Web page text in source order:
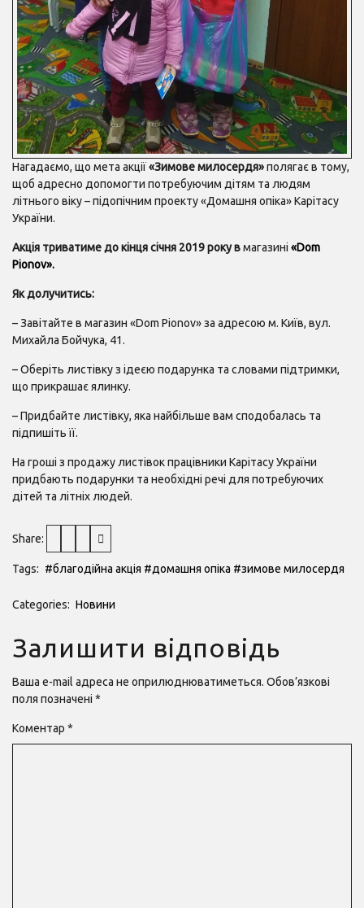
Нагадаємо, що мета акції«Зимове милосердя»полягає в тому,
щоб адресно допомогти потребуючим дітям та людям
літнього віку – підопічним проекту «Домашня опіка» Карітасу
України.
Акція триватиме до кінця січня 2019 року вмагазині «Dom
Pionov».
Як долучитись:
– Завітайте в магазин «Dom Pionov» за адресою м. Київ, вул.
Михайла Бойчука, 41.
– Оберіть листівку з ідеєю подарунка та словами підтримки,
що прикрашає ялинку.
– Придбайте листівку, яка найбільше вам сподобалась та
підпишіть її.
На гроші з продажу листівок працівники Карітасу України
придбають подарунки та необхідні речі для потребуючих
дітей та літніх людей.
Share:
Tags: #благодійна акція #домашня опіка #зимове милосердя
Categories: Новини
Залишити відповідь
Ваша e-mail адреса не оприлюднюватиметься. Обов’язкові
поля позначені *
Коментар *